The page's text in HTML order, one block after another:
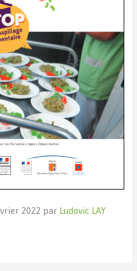
2022 par Ludovic LAY